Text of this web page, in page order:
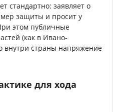
стандартно: заявляет о
мер защиты и просит у
этом публичные
(как в Ивано-
внутри страны напряжение
для хода